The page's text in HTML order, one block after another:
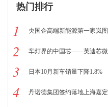
热门排行
1 央国企高端新能源第一家岚
2 车灯界的中国芯——英迪芯
3 日本10月新车销量下降1.8%
4 丹诺德集团签约落地上海嘉定